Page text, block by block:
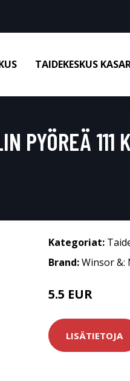
TAIDEKESKUS
PYÖREÄ 111
Kategoriat:
Brand:Winsor &:
5.5 EUR
LISÄTIETOJA